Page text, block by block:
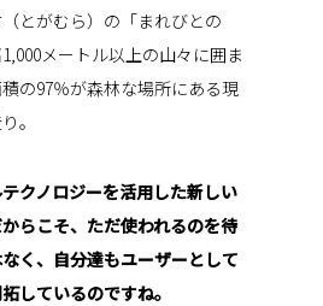
とがむら）の「まれびとの
メートル以上の山々に囲ま
の97％が森林な場所にある現
。
クノロジーを活用した新しい
らこそ、ただ使われるのを待
く、自分達もユーザーとして
しているのですね。